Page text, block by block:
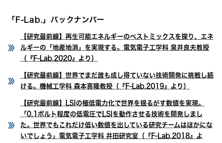
「F-Lab.」バックナンバー
【研究最前線】再生可能エネルギーのベストミックスを探り、エネ
ルギーの「地産地消」を実現する。電気電子工学科 泉井良夫教授
（『F-Lab.2020』より）
【研究最前線】世界でまだ誰も成し得ていない技術開発に挑戦し続
ける。機械工学科 森本喜隆教授（『F-Lab.2019』より）
【研究最前線】LSIの極低電力化で世界を揺るがす数値を実現。
「0.1ボルト程度の低電圧でLSIを動作させる技術を開発しまし
た。世界でもこれだけ低い数値を出している研究チームはほかにな
いでしょう」電気電子工学科 井田研究室（『F-Lab.2018』よ